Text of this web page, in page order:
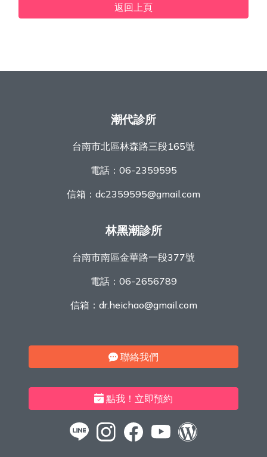
返回上頁
潮代診所
台南市北區林森路三段165號
電話： 06-2359595
信箱： dc2359595@gmail.com
林黑潮診所
台南市南區金華路一段377號
電話： 06-2656789
信箱： dr.heichao@gmail.com
聯絡我們
點我！立即預約